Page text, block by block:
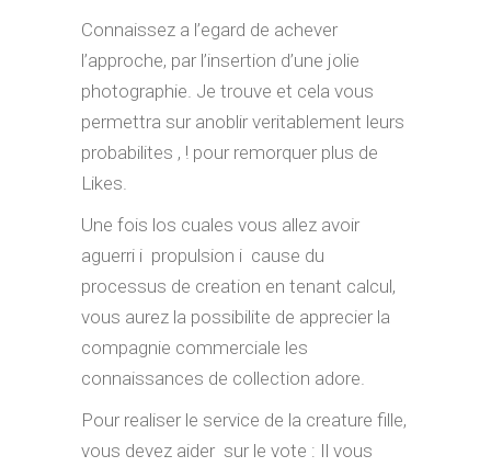
Connaissez a l’egard de achever
l’approche, par l’insertion d’une jolie
photographie. Je trouve et cela vous
permettra sur anoblir veritablement leurs
probabilites , ! pour remorquer plus de
Likes.
Une fois los cuales vous allez avoir
aguerri i propulsion i cause du
processus de creation en tenant calcul,
vous aurez la possibilite de apprecier la
compagnie commerciale les
connaissances de collection adore.
Pour realiser le service de la creature fille,
vous devez aider sur le vote : Il vous